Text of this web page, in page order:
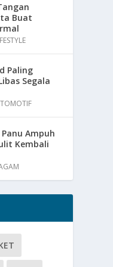
Buat
Paling
Segala
Ampuh
Kembali